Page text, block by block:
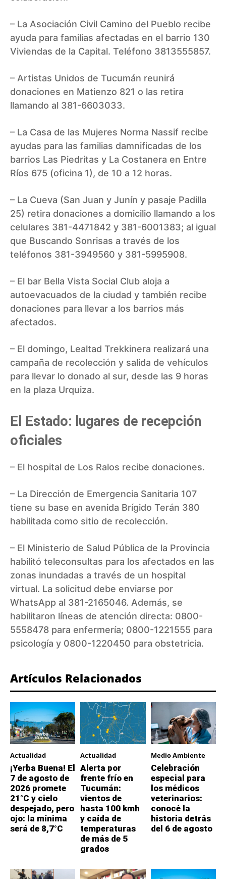
– La Asociación Civil Camino del Pueblo recibe
ayuda para familias afectadas en el barrio 130
Viviendas de la Capital. Teléfono 3813555857.
– Artistas Unidos de Tucumán reunirá
donaciones en Matienzo 821 o las retira
llamando al 381-6603033.
– La Casa de las Mujeres Norma Nassif recibe
ayudas para las familias damnificadas de los
barrios Las Piedritas y La Costanera en Entre
Ríos 675 (oficina 1), de 10 a 12 horas.
– La Cueva (San Juan y Junín y pasaje Padilla
25) retira donaciones a domicilio llamando a los
celulares 381-4471842 y 381-6001383; al igual
que Buscando Sonrisas a través de los
teléfonos 381-3949560 y 381-5995908.
– El bar Bella Vista Social Club aloja a
autoevacuados de la ciudad y también recibe
donaciones para llevar a los barrios más
afectados.
– El domingo, Lealtad Trekkinera realizará una
campaña de recolección y salida de vehículos
para llevar lo donado al sur, desde las 9 horas
en la plaza Urquiza.
El Estado: lugares de recepción
oficiales
– El hospital de Los Ralos recibe donaciones.
– La Dirección de Emergencia Sanitaria 107
tiene su base en avenida Brígido Terán 380
habilitada como sitio de recolección.
– El Ministerio de Salud Pública de la Provincia
habilitó teleconsultas para los afectados en las
zonas inundadas a través de un hospital
virtual. La solicitud debe enviarse por
WhatsApp al 381-2165046. Además, se
habilitaron líneas de atención directa: 0800-
5558478 para enfermería; 0800-1221555 para
psicología y 0800-1220450 para obstetricia.
Artículos Relacionados
Actualidad
¡Yerba Buena! El
7 de agosto de
2026 promete
21°C y cielo
despejado, pero
ojo: la mínima
será de 8,7°C
Actualidad
Alerta por
frente frío en
Tucumán:
vientos de
hasta 100 kmh
y caída de
temperaturas
de más de 5
grados
Medio Ambiente
Celebración
especial para
los médicos
veterinarios:
conocé la
historia detrás
del 6 de agosto